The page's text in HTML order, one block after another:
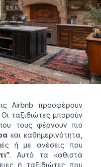
Airbnb προσφέρουν
Οι ταξιδιώτες μπορούν
τους φέρνουν πιο
και καθημερινότητα,
ή με ανέσεις που
. Αυτό τα καθιστά
ή ταξιδιώτες που